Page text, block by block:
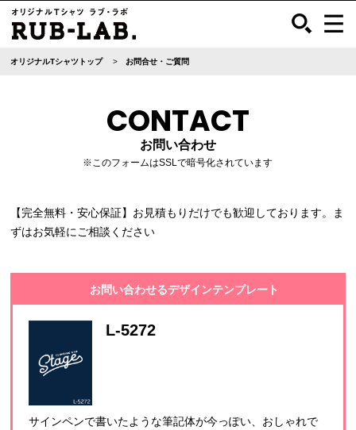
オリジナルTシャツトップ お問合せ・ご質問
CONTACT
お問い合わせ
※このフォームはSSLで暗号化されています
【完全無料・安心保証】お見積もりだけでも歓迎しております。ま
ずはお気軽にご相談ください
お問い合わせるデザインテンプレート
L-5272
サインペンで書いたような筆記体が今っぽい、おしゃれで